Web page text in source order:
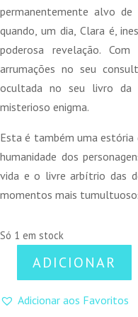
permanentemente alvo de
quando, um dia, Clara é,
poderosa revelação.
arrumações no seu
ocultada no seu livro da
misterioso enigma.
Esta é também uma estória
humanidade dos
vida e o livre arbítrio das
momentos mais
Só 1 em stock
Quantidade
São
ADICIONAR
Adicionar aos Favoritos